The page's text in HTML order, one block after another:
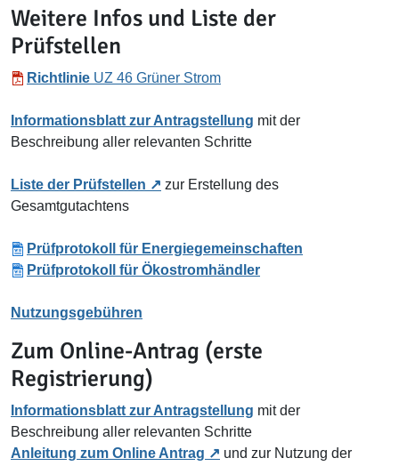
Weitere Infos und Liste der
Prüfstellen
Richtlinie UZ 46 Grüner Strom
Informationsblatt zur Antragstellung mit der
Beschreibung aller relevanten Schritte
Liste der Prüfstellen
zur Erstellung des
Gesamtgutachtens
Prüfprotokoll für Energiegemeinschaften
Prüfprotokoll für Ökostromhändler
Nutzungsgebühren
Zum Online-Antrag (erste
Registrierung)
Informationsblatt zur Antragstellung mit der
Beschreibung aller relevanten Schritte
Anleitung zum Online Antrag
und zur Nutzung der